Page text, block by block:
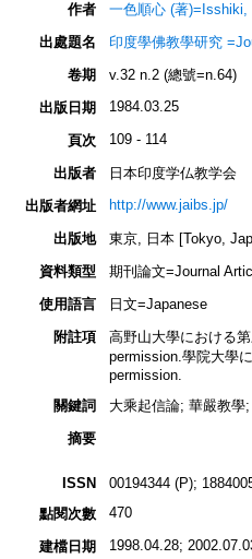
作者
一色順心 (著)=Isshiki,
出處題名
印度學佛教學研究
卷期
v.32 n.2 (總號=n.64)
出版日期
1984.03.25
頁次 109 - 114
出版者
日本印度学仏教学会
出版者網址
http://www.jaibs.jp/
出版地
東京, 日本 [Tokyo,
資料類型
期刊論文=Journal
使用語言
日文=Japanese
附註項
高野山大學における
permission.學院大學
permission.
關鍵詞
大乘起信論; 華嚴教
摘要
ISSN
00194344 (P);
點閱次數
470
建檔日期 1998.04.28;